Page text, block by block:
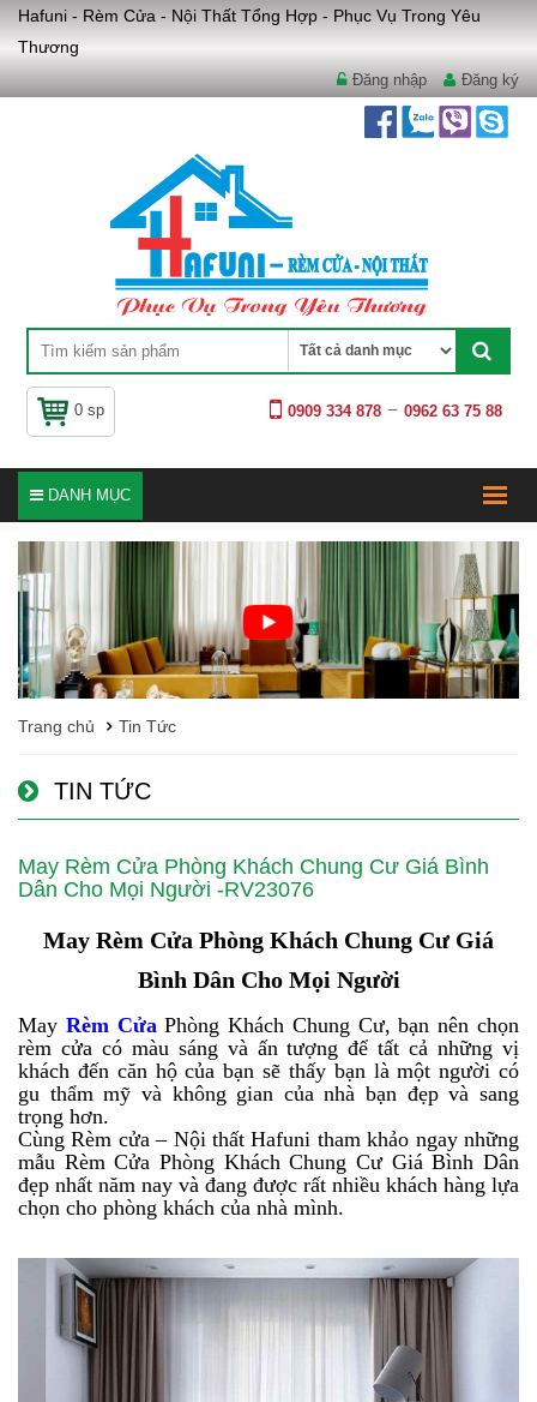
Hafuni - Rèm Cửa - Nội Thất Tổng Hợp - Phục Vụ Trong Yêu
Thương
Đăng nhập Đăng ký
0 sp 0909 334 878 0962 63 75 88
DANH MỤC
Trang chủ Tin Tức
TIN TỨC
May Rèm Cửa Phòng Khách Chung Cư Giá Bình
Dân Cho Mọi Người -RV23076
May Rèm Cửa Phòng Khách Chung Cư Giá
Bình Dân Cho Mọi Người
May Rèm CửaPhòng Khách Chung Cư, bạn nên chọn
rèm cửa có màu sáng và ấn tượng để tất cả những vị
khách đến căn hộ của bạn sẽ thấy bạn là một người có
gu thẩm mỹ và không gian của nhà bạn đẹp và sang
trọng hơn.
Cùng Rèm cửa – Nội thất Hafuni tham khảo ngay những
mẫu Rèm Cửa Phòng Khách Chung Cư Giá Bình Dân
đẹp nhất năm nay và đang được rất nhiều khách hàng lựa
chọn cho phòng khách của nhà mình.